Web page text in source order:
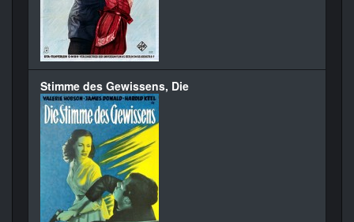
Stimme des Gewissens, Die